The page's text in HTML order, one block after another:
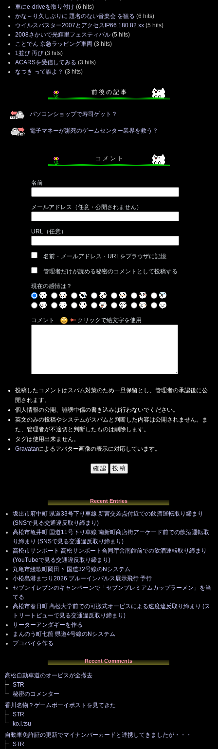
車にe-driveを取り付け (6 hits)
かな～り久しぶりに 題名のない音楽会 を観る (6 hits)
ウイルスバスター2007とアクセスIP66.180.82.xx (5 hits)
2008さかいで光輝里フェスティバル (5 hits)
ことでん 京急ラッピング車両 (3 hits)
1並び 再び (3 hits)
ACARSを受信してみる (3 hits)
なつき って誰よ？ (3 hits)
前 後 の 記 事
パソコンショップで寿司ゲット？
電子マネーが瀕死のゲームセンター業界を救う？
コ メ ン ト
名前
メールアドレス（任意・公開されません）
URL（任意）
名前・メールアドレス・URLをブラウザに記憶
管理者だけが読める秘密のコメントとして投稿する
現在の感情は？
コメント クリックで絵文字を使用
投稿したコメントはスパム対策のため一旦保留とし、管理者の承認後に公
開されます。
個人情報の公開、誹謗中傷の書き込みは行わないでください。
英文のみの投稿やシステムがスパムと判断した内容は公開されません。ま
た、管理者が不適切と判断したものは削除します。
タグは使用出来ません。
Gravatarによるアバター画像の表示に対応しています。
Recent Entries
坂出市府中町 県道33号下り車線 新宮交差点付近での飲酒運転取り締まり
(SNSで見る交通違反取り締まり)
高松市亀井町 国道11号下り車線 南新町商店街アーケード前での飲酒運転取
り締まり (SNSで見る交通違反取り締まり)
高松市サンポート 高松サンポート合同庁舎南館前での飲酒運転取り締まり
(YouTubeで見る交通違反取り締まり)
丸亀市綾歌町岡田下 国道32号線のNシステム
小松島港まつり2026 ブルーインパルス展示飛行 予行
セブンイレブンのキャンペーンで「セブンプレミアムカップラーメン」を当
てる
高松市春日町 高松大学前での可搬式オービスによる速度違反取り締まり (ス
トリートビューで見る交通違反取り締まり)
サーターアンダギーを作る
まんのう町七箇 県道4号線のNシステム
ブコパイを作る
Recent Comments
高松自動車道のオービスが全撤去
STR
秘密のコメンター
香川名物？ゲームボーイポストを見てきた
STR
ko.i.tsu
自動車免許証の更新でマイナンバーカードと連携してきましたが・・・
STR